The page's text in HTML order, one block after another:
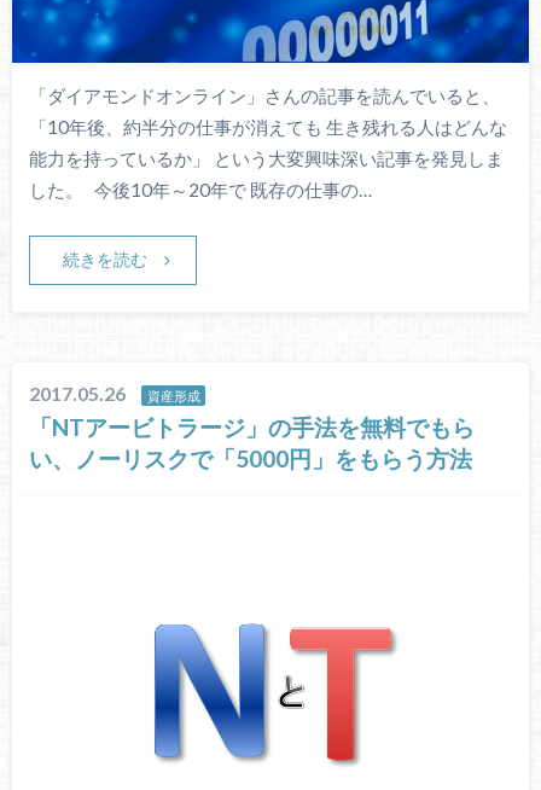
「ダイアモンドオンライン」さんの記事を読んでいると、
「10年後、約半分の仕事が消えても 生き残れる人はどんな
能力を持っているか」 という大変興味深い記事を発見しま
した。 今後10年～20年で 既存の仕事の…
続きを読む
2017.05.26 資産形成
「NTアービトラージ」の手法を無料でもら
い、ノーリスクで「5000円」をもらう方法